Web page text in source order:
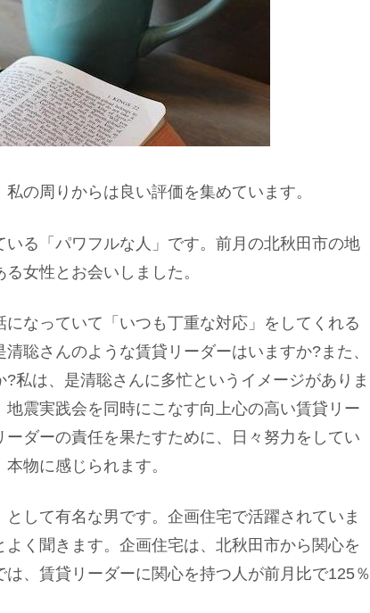
の周りからは良い評価を集めています。
る「パワフルな人」です。前月の北秋田市の地
女性とお会いしました。
なっていて「いつも丁重な対応」をしてくれる
聡さんのような賃貸リーダーはいますか?また、
私は、是清聡さんに多忙というイメージがありま
震実践会を同時にこなす向上心の高い賃貸リー
ダーの責任を果たすために、日々努力をしてい
物に感じられます。
して有名な男です。企画住宅で活躍されていま
く聞きます。企画住宅は、北秋田市から関心を
、賃貸リーダーに関心を持つ人が前月比で125％